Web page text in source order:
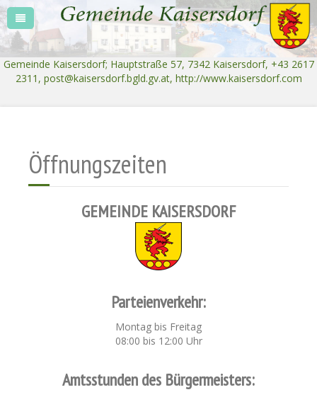
Gemeinde Kaisersdorf; Hauptstraße 57, 7342 Kaisersdorf, +43 2617
2311, post@kaisersdorf.bgld.gv.at, http://www.kaisersdorf.com
Öffnungszeiten
GEMEINDE KAISERSDORF
Parteienverkehr:
Montag bis Freitag
08:00 bis 12:00 Uhr
Amtsstunden des Bürgermeisters: